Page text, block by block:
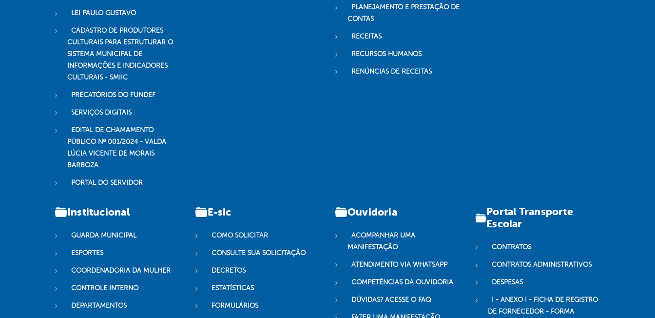
LEI PAULO GUSTAVO
CADASTRO DE PRODUTORES
CULTURAIS PARA ESTRUTURAR O
SISTEMA MUNICIPAL DE
INFORMAÇÕES E INDICADORES
CULTURAIS - SMIIC
PRECATÓRIOS DO FUNDEF
SERVIÇOS DIGITAIS
EDITAL DE CHAMAMENTO
PÚBLICO Nº 001/2024 - VALDA
LÚCIA VICENTE DE MORAIS
BARBOZA
PORTAL DO SERVIDOR
PLANEJAMENTO E PRESTAÇÃO DE
CONTAS
RECEITAS
RECURSOS HUMANOS
RENÚNCIAS DE RECEITAS
Institucional
GUARDA MUNICIPAL
ESPORTES
COORDENADORIA DA MULHER
CONTROLE INTERNO
DEPARTAMENTOS
E-sic
COMO SOLICITAR
CONSULTE SUA SOLICITAÇÃO
DECRETOS
ESTATÍSTICAS
FORMULÁRIOS
Ouvidoria
ACOMPANHAR UMA
MANIFESTAÇÃO
ATENDIMENTO VIA WHATSAPP
COMPETÊNCIAS DA OUVIDORIA
DÚVIDAS? ACESSE O FAQ
Portal Transporte
Escolar
CONTRATOS
CONTRATOS ADMINISTRATIVOS
DESPESAS
I - ANEXO I - FICHA DE REGISTRO
DE FORNECEDOR - FORMA